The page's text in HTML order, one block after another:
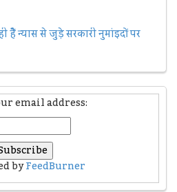
हैैं न्यास से जुड़े सरकारी नुमांइदों पर
email address:
byFeedBurner